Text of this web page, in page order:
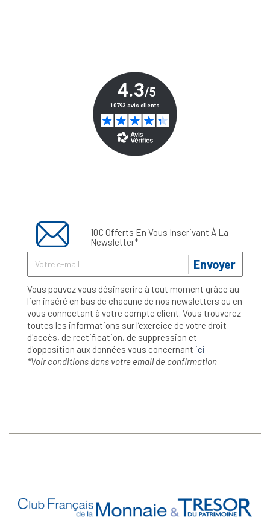
10€ Offerts En Vous Inscrivant À La
Newsletter*
Envoyer
Vous pouvez vous désinscrire à tout moment grâce au
lien inséré en bas de chacune de nos newsletters ou en
vous connectant à votre compte client. Vous trouverez
toutes les informations sur l’exercice de votre droit
d'accès, de rectification, de suppression et
d'opposition aux données vous concernant ici
*Voir conditions dans votre email de confirmation